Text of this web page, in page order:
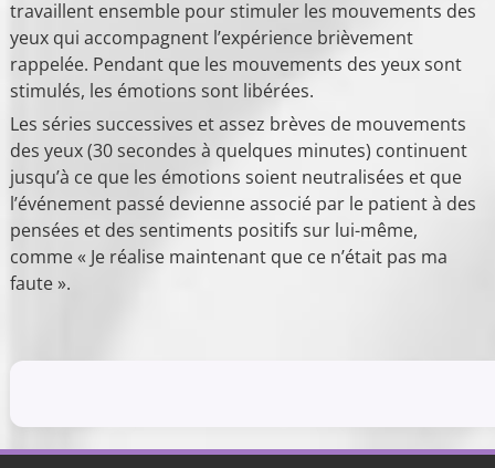
travaillent ensemble pour stimuler les mouvements des
yeux qui accompagnent l’expérience brièvement
rappelée. Pendant que les mouvements des yeux sont
stimulés, les émotions sont libérées.
Les séries successives et assez brèves de mouvements
des yeux (30 secondes à quelques minutes) continuent
jusqu’à ce que les émotions soient neutralisées et que
l’événement passé devienne associé par le patient à des
pensées et des sentiments positifs sur lui-même,
comme « Je réalise maintenant que ce n’était pas ma
faute ».